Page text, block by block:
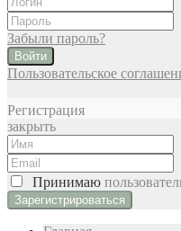
Забыли пароль?
Войти
Пользовательское
Регистрация
закрыть
Принимаю